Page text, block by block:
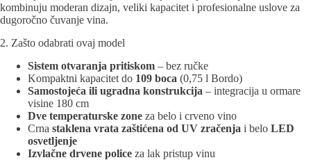
kombinuju moderan dizajn, veliki kapacitet i profesionalne uslove za
dugoročno čuvanje vina.
2. Zašto odabrati ovaj model
Sistem otvaranja pritiskom – bez ručke
Kompaktni kapacitet do 109 boca (0,75 l Bordo)
Samostojeća ili ugradna konstrukcija – integracija u ormare
visine 180 cm
Dve temperaturske zone za belo i crveno vino
Crna staklena vrata zaštićena od UV zračenja i belo LED
osvetljenje
Izvlačne drvene police za lak pristup vinu